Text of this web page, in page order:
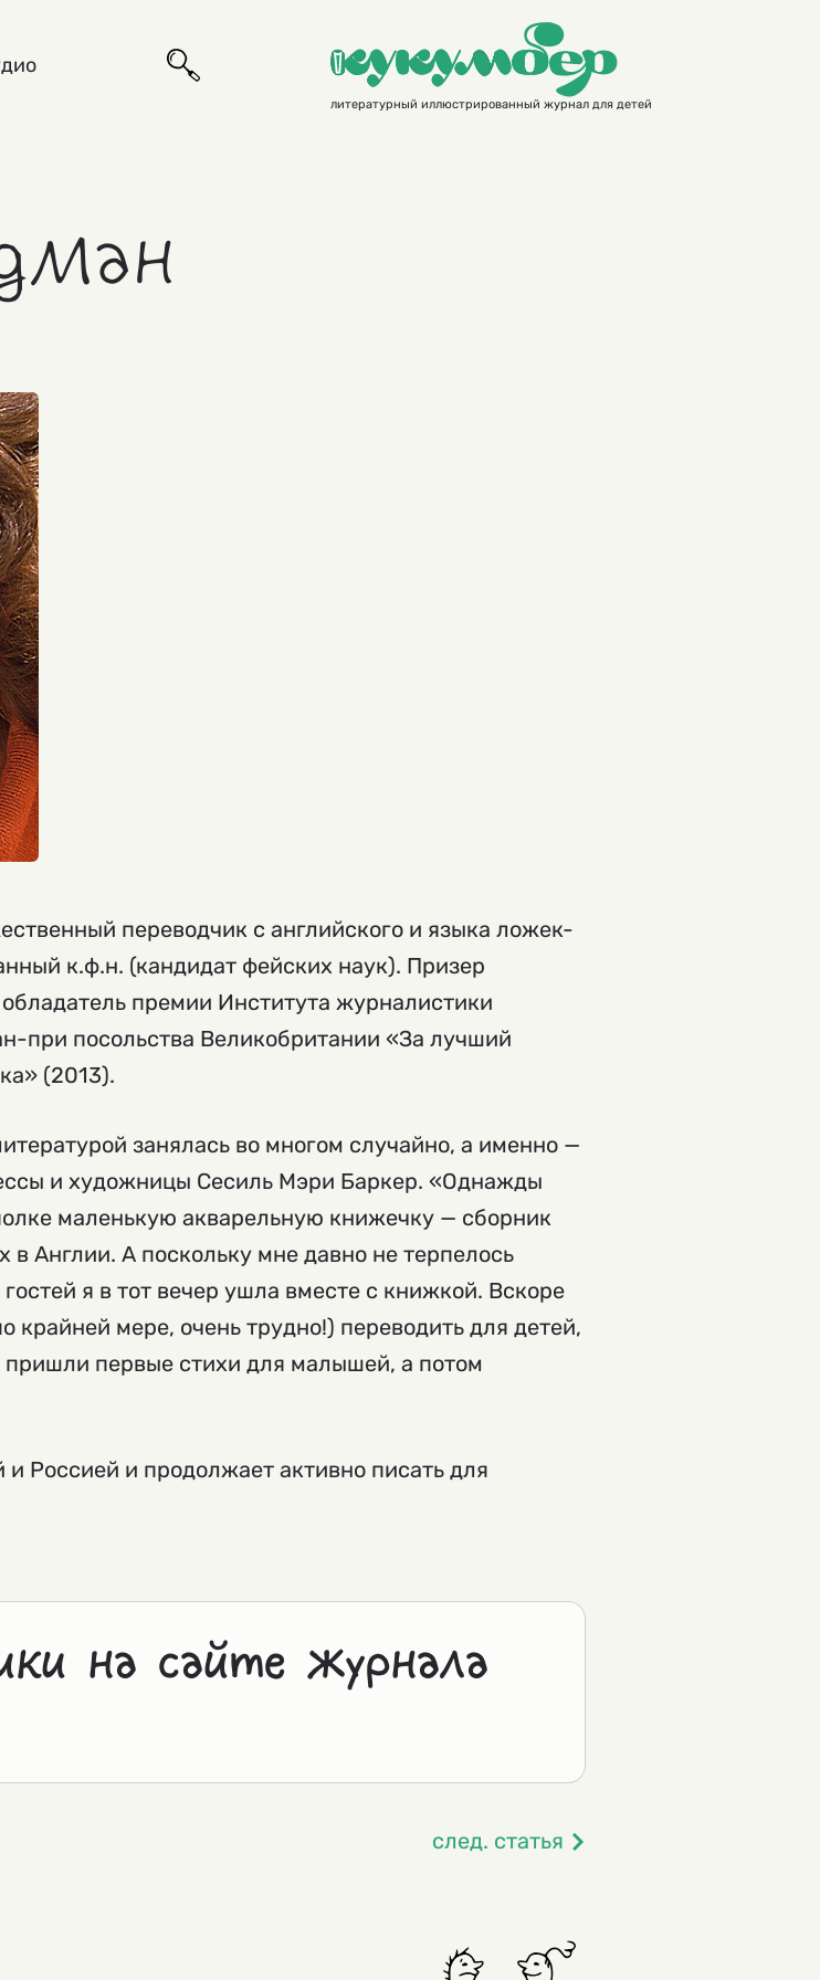
литературный иллюстрированный журнал для детей
переводчик с английского и языка ложек-
к.ф.н. (кандидат фейских наук). Призер
премии Института журналистики
при посольства Великобритании «За лучший
(2013).
занялась во многом случайно, а именно —
и художницы Сесиль Мэри Баркер. «Однажды
маленькую акварельную книжечку — сборник
Англии. А поскольку мне давно не терпелось
я в тот вечер ушла вместе с книжкой. Вскоре
крайней мере, очень трудно!) переводить для детей,
первые стихи для малышей, а потом
Россией и продолжает активно писать для
на сайте журнала
след. статья